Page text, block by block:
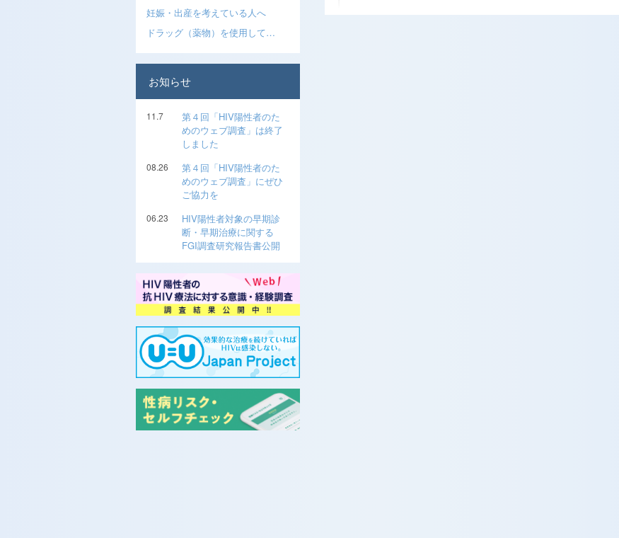
妊娠・出産を考えている人へ
ドラッグ（薬物）を使用して…
お知らせ
11.7
第４回「HIV陽性者のた
めのウェブ調査」は終了
しました
08.26
第４回「HIV陽性者のた
めのウェブ調査」にぜひ
ご協力を
06.23
HIV陽性者対象の早期診
断・早期治療に関する
FGI調査研究報告書公開